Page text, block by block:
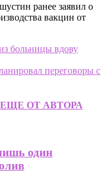
ранее заявил о
вакцин от
больницы вдову
переговоры с
ЕЩЕ ОТ АВТОРА
один